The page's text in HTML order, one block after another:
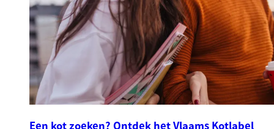
Een kot zoeken? Ontdek het Vlaams Kotlabel